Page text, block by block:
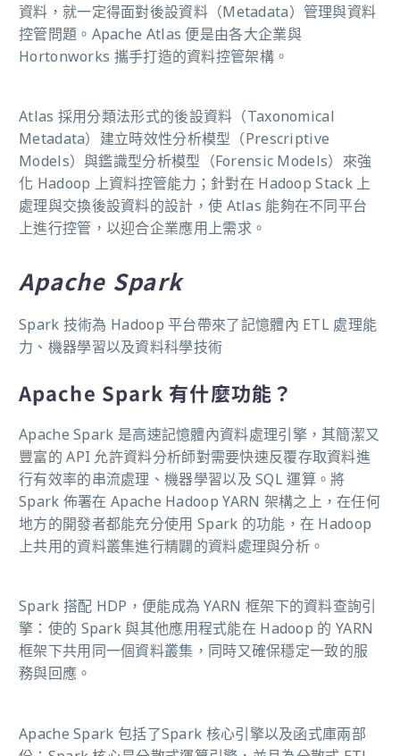
資料，就一定得面對後設資料（Metadata）管理與資料
控管問題。Apache Atlas 便是由各大企業與
Hortonworks 攜手打造的資料控管架構。
Atlas 採用分類法形式的後設資料（Taxonomical
Metadata）建立時效性分析模型（Prescriptive
Models）與鑑識型分析模型（Forensic Models）來強
化 Hadoop 上資料控管能力；針對在 Hadoop Stack 上
處理與交換後設資料的設計，使 Atlas 能夠在不同平台
上進行控管，以迎合企業應用上需求。
Apache Spark
Spark 技術為 Hadoop 平台帶來了記憶體內 ETL 處理能
力、機器學習以及資料科學技術
Apache Spark 有什麼功能？
Apache Spark 是高速記憶體內資料處理引擎，其簡潔又
豐富的 API 允許資料分析師對需要快速反覆存取資料進
行有效率的串流處理、機器學習以及 SQL 運算。將
Spark 佈署在 Apache Hadoop YARN 架構之上，在任何
地方的開發者都能充分使用 Spark 的功能，在 Hadoop
上共用的資料叢集進行精闢的資料處理與分析。
Spark 搭配 HDP，便能成為 YARN 框架下的資料查詢引
擎：使的 Spark 與其他應用程式能在 Hadoop 的 YARN
框架下共用同一個資料叢集，同時又確保穩定一致的服
務與回應。
Apache Spark 包括了Spark 核心引擎以及函式庫兩部